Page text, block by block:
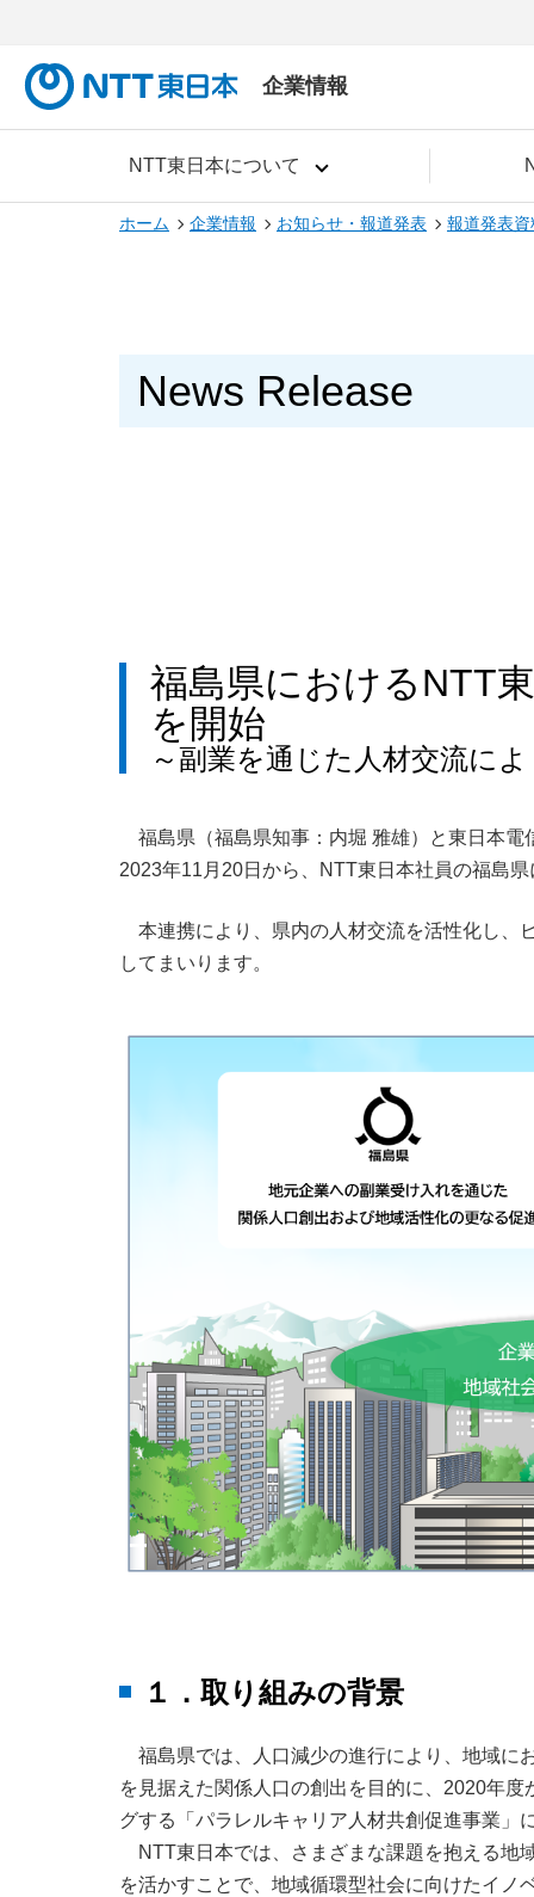
企業情報
NTT東日本について
ホーム 企業情報 お知らせ・報道発表 報道発表資
News Release
福島県におけるNTT
を開始
～副業を通じた人材交流に
福島県（福島県知事：内堀 雅雄）と東日本
2023年11月20日から、NTT東日本社員の福島
本連携により、県内の人材交流を活性化し、
してまいります。
１．取り組みの背景
福島県では、人口減少の進行により、地域に
を見据えた関係人口の創出を目的に、2020年
グする「パラレルキャリア人材共創促進事業」
NTT東日本では、さまざまな課題を抱える地
を活かすことで、地域循環型社会に向けたイノ